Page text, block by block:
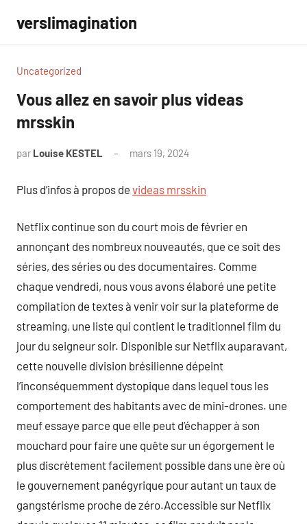
contenu
verslimagination
Uncategorized
Vous allez en savoir plus videas
mrsskin
par Louise KESTEL mars 19, 2024
Plus d’infos à propos de videas mrsskin
Netflix continue son du court mois de février en
annonçant des nombreux nouveautés, que ce soit des
séries, des séries ou des documentaires. Comme
chaque vendredi, nous vous avons élaboré une petite
compilation de textes à venir voir sur la plateforme de
streaming, une liste qui contient le traditionnel film du
jour du seigneur soir. Disponible sur Netflix auparavant,
cette nouvelle division brésilienne dépeint
l’inconséquemment dystopique dans lequel tous les
comportement des habitants avec de mini-drones. une
meuf essaye parce que elle peut d’échapper à son
mouchard pour faire une quête sur un égorgement le
plus discrètement facilement possible dans une ère où
le gouvernement panégyrique pour autant un taux de
gangstérisme proche de zéro.Accessible sur Netflix